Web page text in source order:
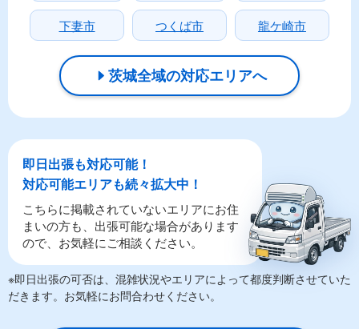
下妻市 つくば市 龍ケ崎市
茨城全域の対応エリアへ
即日出張も対応可能！
対応可能エリアも続々拡大中！
こちらに掲載されていないエリアにお住
まいの方も、出張可能な場合があります
ので、お気軽にご相談ください。
※即日出張の可否は、混雑状況やエリアによって都度判断させていた
だきます。お気軽にお問合わせください。